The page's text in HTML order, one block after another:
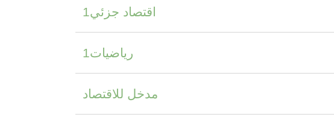
اقتصاد جزئي1
رياضيات1
مدخل للاقتصاد